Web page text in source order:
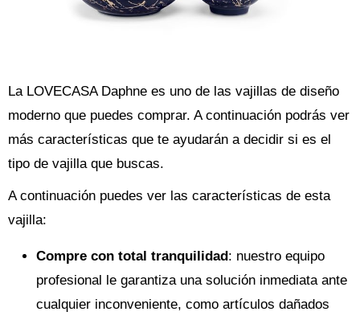
La LOVECASA Daphne es uno de las vajillas de diseño
moderno que puedes comprar. A continuación podrás ver
más características que te ayudarán a decidir si es el
tipo de vajilla que buscas.
A continuación puedes ver las características de esta
vajilla:
Compre con total tranquilidad: nuestro equipo
profesional le garantiza una solución inmediata ante
cualquier inconveniente, como artículos dañados